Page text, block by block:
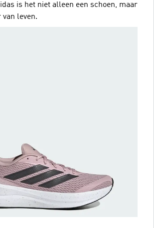
is het niet alleen een schoen, maar
van leven.